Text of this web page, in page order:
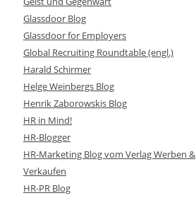
Glassdoor Blog
Glassdoor for Employers
Global Recruiting Roundtable (engl.)
Harald Schirmer
Helge Weinbergs Blog
Henrik Zaborowskis Blog
HR in Mind!
HR-Blogger
HR-Marketing Blog vom Verlag Werben &
Verkaufen
HR-PR Blog